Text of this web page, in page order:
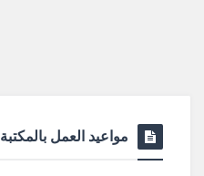
مواعيد العمل بالمكتبة